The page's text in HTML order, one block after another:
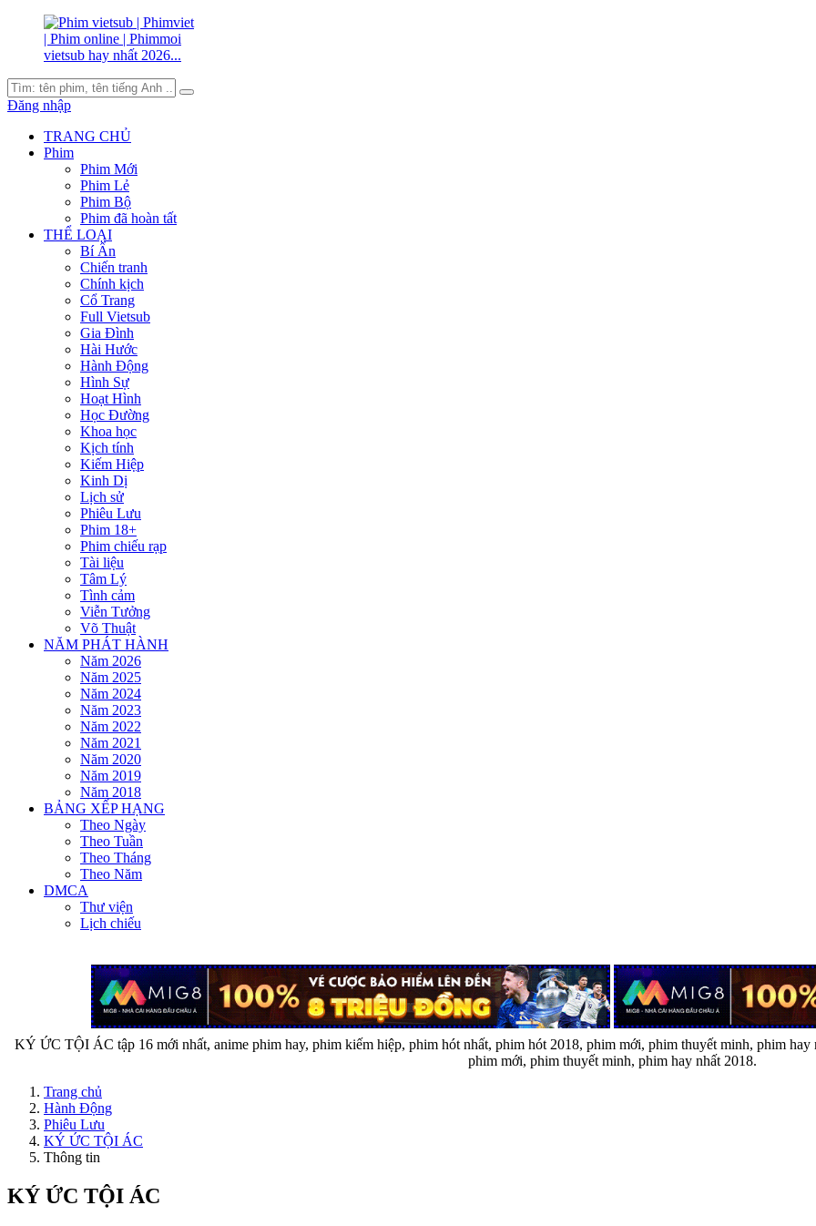
Đăng nhập
TRANG CHỦ
Phim
Phim Mới
Phim Lẻ
Phim Bộ
Phim đã hoàn tất
THỂ LOẠI
Bí Ẩn
Chiến tranh
Chính kịch
Cổ Trang
Full Vietsub
Gia Đình
Hài Hước
Hành Động
Hình Sự
Hoạt Hình
Học Đường
Khoa học
Kịch tính
Kiếm Hiệp
Kinh Dị
Lịch sử
Phiêu Lưu
Phim 18+
Phim chiếu rạp
Tài liệu
Tâm Lý
Tình cảm
Viễn Tưởng
Võ Thuật
NĂM PHÁT HÀNH
Năm 2026
Năm 2025
Năm 2024
Năm 2023
Năm 2022
Năm 2021
Năm 2020
Năm 2019
Năm 2018
BẢNG XẾP HẠNG
Theo Ngày
Theo Tuần
Theo Tháng
Theo Năm
DMCA
Thư viện
Lịch chiếu
KÝ ỨC TỘI ÁC tập 16 mới nhất, anime phim hay, phim kiếm hiệp, phim hót nhất, phim hót 2018, phim mới, phim thuyết minh, phim
phim mới, phim thuyết minh, phim hay nhất 2018.
Trang chủ
Hành Động
Phiêu Lưu
KÝ ỨC TỘI ÁC
Thông tin
KÝ ỨC TỘI ÁC